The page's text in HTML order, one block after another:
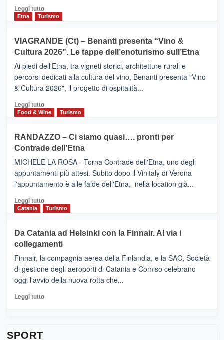
dati
di
Anche
la
Alcantara
nei
primi
nella
classifica
Leggi tuttoLeggi
di
IL
SAN
DOMENICO
PALACE
TAORMINA,
UN
HOTEL
FOUR
IL
NUOVO
SUMMER
CLUB
Etna Turismo
VIAGRANDE (Ct) – Benanti presenta “Vino &
Cultura 2026”. Le tappe dell’enoturismo sull’Etna
Ai piedi dell'Etna, tra vigneti storici, architetture rurali e
percorsi dedicati alla cultura del vino, Benanti presenta "Vino
& Cultura 2026", il progetto di ospitalità...
Leggi tuttoLeggi
di
VIAGRANDE
(Ct)
–
Benanti
presenta
“Vino
&
Cultura
tappe
dell’enoturismo
Food & Wine Turismo
RANDAZZO – Ci siamo quasi…. pronti per
Contrade dell’Etna
MICHELE LA ROSA - Torna Contrade dell'Etna, uno degli
appuntamenti più attesi. Subito dopo il Vinitaly di Verona
l'appuntamento è alle falde dell'Etna, nella location già...
Leggi tuttoLeggi
di
RANDAZZO
–
Ci
siamo
quasi….
pronti
per
Catania Turismo
Da Catania ad Helsinki con la Finnair. Al via i
collegamenti
Finnair, la compagnia aerea della Finlandia, e la SAC, Società
di gestione degli aeroporti di Catania e Comiso celebrano
oggi l'avvio della nuova rotta che...
Leggi tuttoLeggi
SPORT